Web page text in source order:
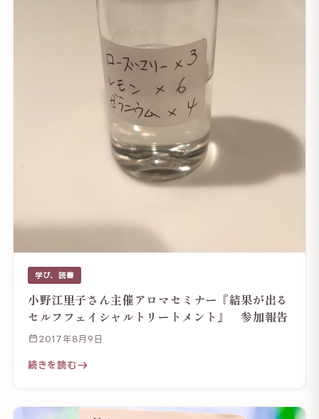
学び、読書
小野江里子さん主催アロマセミナー『結果が出る
セルフフェイシャルトリートメント』 参加報告
2017年8月9日
続きを読む